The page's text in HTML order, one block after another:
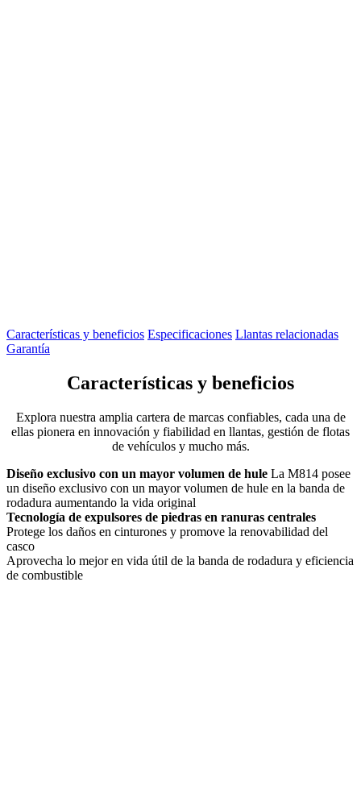
Características y beneficios Especificaciones Llantas relacionadas
Garantía
Características y beneficios
Explora nuestra amplia cartera de marcas confiables, cada una de
ellas pionera en innovación y fiabilidad en llantas, gestión de flotas
de vehículos y mucho más.
Diseño exclusivo con un mayor volumen de hule La M814 posee
un diseño exclusivo con un mayor volumen de hule en la banda de
rodadura aumentando la vida original
Tecnología de expulsores de piedras en ranuras centrales
Protege los daños en cinturones y promove la renovabilidad del
casco
Aprovecha lo mejor en vida útil de la banda de rodadura y eficiencia
de combustible